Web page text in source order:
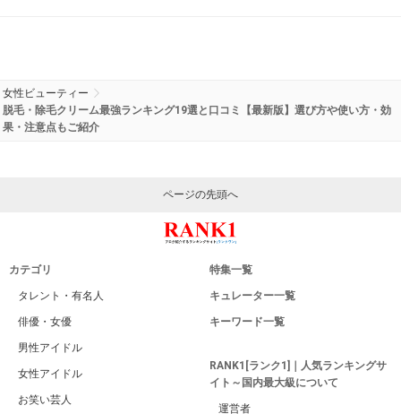
女性ビューティー
脱毛・除毛クリーム最強ランキング19選と口コミ【最新版】選び方や使い方・効
果・注意点もご紹介
ページの先頭へ
カテゴリ
タレント・有名人
俳優・女優
男性アイドル
女性アイドル
お笑い芸人
特集一覧
キュレーター一覧
キーワード一覧
RANK1[ランク1]｜人気ランキングサ
イト～国内最大級について
運営者